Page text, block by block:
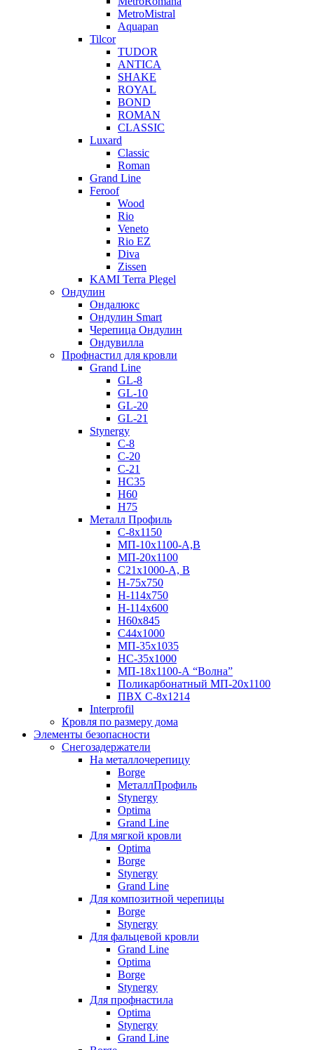
MetroMistral
Aquapan
Tilcor
TUDOR
ANTICA
SHAKE
ROYAL
BOND
ROMAN
CLASSIC
Luxard
Classic
Roman
Grand Line
Feroof
Wood
Rio
Veneto
Rio EZ
Diva
Zissen
KAMI Terra Plegel
Ондулин
Ондалюкс
Ондулин Smart
Черепица Ондулин
Ондувилла
Профнастил для кровли
Grand Line
GL-8
GL-10
GL-20
GL-21
Stynergy
C-8
C-20
C-21
НС35
Н60
H75
Металл Профиль
С-8х1150
МП-10x1100-А,В
МП-20х1100
С21х1000-А, В
H-75х750
Н-114х750
Н-114х600
Н60х845
С44х1000
МП-35х1035
НС-35х1000
МП-18х1100-А “Волна”
Поликарбонатный МП-20х1100
ПВХ С-8х1214
Interprofil
Кровля по размеру дома
Элементы безопасности
Снегозадержатели
На металлочерепицу
Borge
МеталлПрофиль
Stynergy
Optima
Grand Line
Для мягкой кровли
Optima
Borge
Stynergy
Grand Line
Для композитной черепицы
Borge
Stynergy
Для фальцевой кровли
Grand Line
Optima
Borge
Stynergy
Для профнастила
Optima
Stynergy
Grand Line